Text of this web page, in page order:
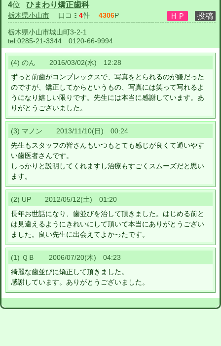
4位 ひまわり矯正歯科
栃木県小山市 口コミ 4件 4306P
栃木県小山市城山町3-2-1
tel:0285-21-3344 0120-66-9994
(4) のん 2016/03/02(水) 12:28
ずっと前歯がコンプレックスで、写真をとられるのが嫌だった
のですが、矯正してからというもの、写真には笑って写れるよ
うになり嬉しい限りです。先生には本当に感謝しています。あ
りがとうございました。
(3) マノン 2013/11/10(日) 00:24
先生もスタッフの皆さんもいつもとても感じが良くて通いやす
い歯医者さんです。
しっかりと説明してくれますし治療もすごくスムーズだと思い
ます。
(2) UP 2012/05/12(土) 01:20
長年お世話になり、歯並びを治して頂きました。はじめる前と
は見違えるようにきれいにして頂いて本当にありがとうござい
ました。良い先生に出会えてよかったです。
(1) ＱＢ 2006/07/20(木) 04:23
綺麗な歯並びに矯正して頂きました。
感謝しています。ありがとうございました。